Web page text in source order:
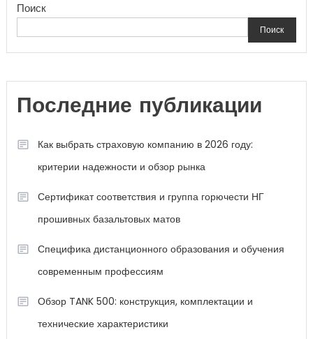
Поиск
Поиск
Последние публикации
Как выбрать страховую компанию в 2026 году:
критерии надежности и обзор рынка
Сертификат соответствия и группа горючести НГ
прошивных базальтовых матов
Специфика дистанционного образования и обучения
современным профессиям
Обзор TANK 500: конструкция, комплектации и
технические характеристики